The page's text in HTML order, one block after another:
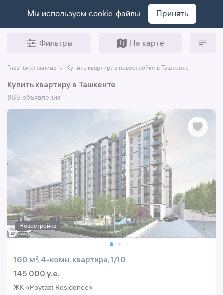
Мы используем cookie-файлы. Принять
Фильтры На карте
Главная страница Купить квартиру в новостройке в Ташкенте
Купить квартиру в Ташкенте
885 объявления
Новостройка
160 м², 4-комн. квартира, 1/10
145 000 y.e.
ЖК «Poytaxt Residence»